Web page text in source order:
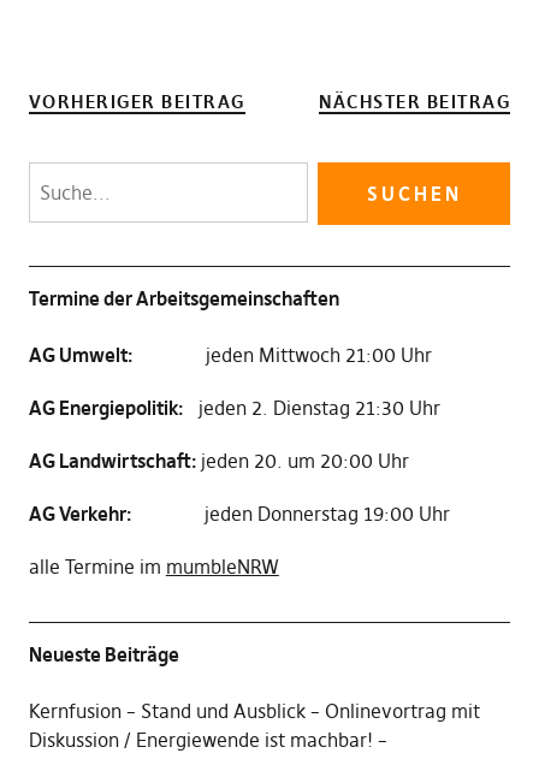
VORHERIGER BEITRAG NÄCHSTER BEITRAG
Termine der Arbeitsgemeinschaften
AG Umwelt: jeden Mittwoch 21:00 Uhr
AG Energiepolitik: jeden 2. Dienstag 21:30 Uhr
AG Landwirtschaft: jeden 20. um 20:00 Uhr
AG Verkehr: jeden Donnerstag 19:00 Uhr
alle Termine im mumbleNRW
Neueste Beiträge
Kernfusion – Stand und Ausblick – Onlinevortrag mit
Diskussion
Energiewende ist machbar! –